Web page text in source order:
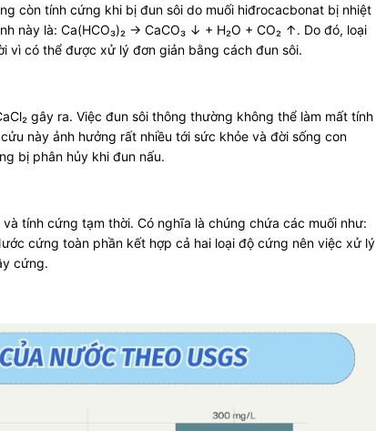
còn tính cứng khi bị đun sôi do muối hiđrocacbonat bị nhiệt
này là: Ca(HCO₃)₂ → CaCO₃ ↓ + H₂O + CO₂ ↑. Do đó, loại
vì có thể được xử lý đơn giản bằng cách đun sôi.
gây ra. Việc đun sôi thông thường không thể làm mất tính
này ảnh hưởng rất nhiều tới sức khỏe và đời sống con
bị phân hủy khi đun nấu.
tính cứng tạm thời. Có nghĩa là chúng chứa các muối như:
cứng toàn phần kết hợp cả hai loại độ cứng nên việc xử lý
cứng.